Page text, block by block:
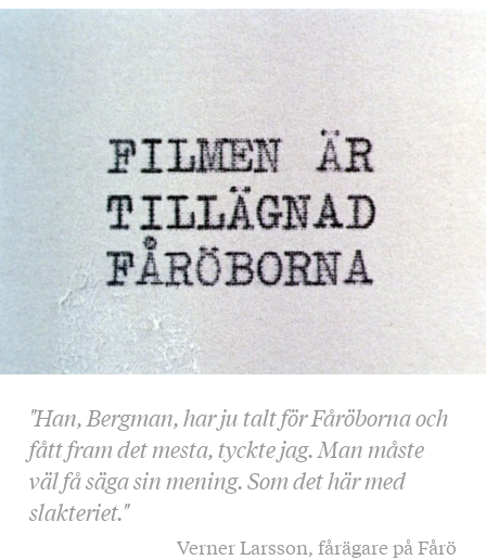
"Han, Bergman, har ju talt för Fåröborna och
fått fram det mesta, tyckte jag. Man måste
väl få säga sin mening. Som det här med
slakteriet."
Verner Larsson, fårägare på Fårö